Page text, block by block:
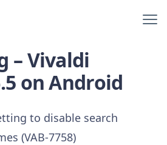
– Vivaldi
on Android
to disable search
(VAB-7758)